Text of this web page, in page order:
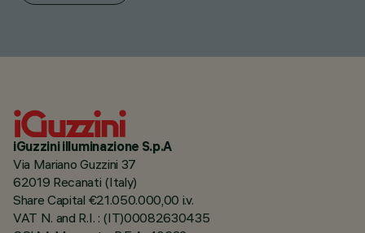
iGuzzini illuminazione S.p.A
Via Mariano Guzzini 37
62019 Recanati (Italy)
Share Capital €21.050.000,00 i.v.
VAT N. and R.I. : (IT)00082630435